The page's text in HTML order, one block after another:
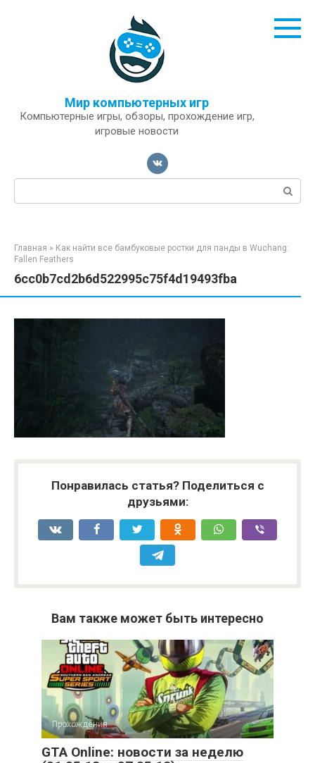
Мир компьютерных игр
Компьютерные игры, обзоры, прохождение игр,
игровые новости
Поиск:
Главная » Как найти все бамбуковые ростки для панды в Wuchang:
Fallen Feathers
6cc0b7cd2b6d522995c75f4d19493fba
Понравилась статья? Поделиться с
друзьями:
Вам также может быть интересно
Прохождения
GTA Online: новости за неделю